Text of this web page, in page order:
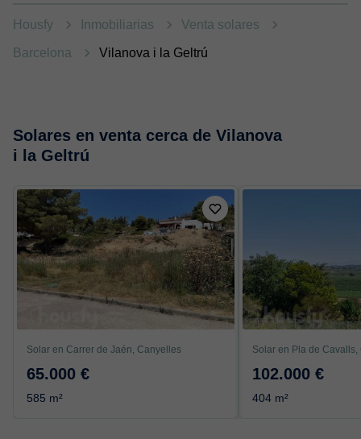
Housfy Inmobiliarias Venta solares
Barcelona Vilanova i la Geltrú
Solares en venta cerca de Vilanova
i la Geltrú
Solar en Carrer de Jaén, Canyelles
65.000 €
585 m²
102.000 €
404 m²